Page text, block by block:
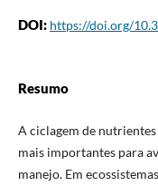
DOI: https://doi.org/
Resumo
A ciclagem de
mais importantes para
manejo. Em